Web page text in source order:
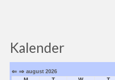
Glud Skytteforening
Glud-Skjold
Kalender
⇐ ⇒ august 2026